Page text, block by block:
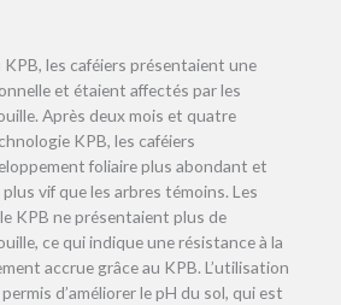
les caféiers présentaient une
et étaient affectés par les
Après deux mois et quatre
KPB, les caféiers
foliaire plus abondant et
vif que les arbres témoins. Les
KPB ne présentaient plus de
ce qui indique une résistance à la
accrue grâce au KPB. L’utilisation
d’améliorer le pH du sol, qui est